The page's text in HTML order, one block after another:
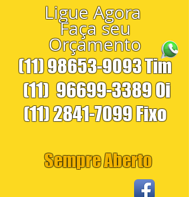
Ligue Agora
Faça seu
Orçamento
(11) 98653-9093Tim
(11) 96699-3389Oi
(11) 2841-7099Fixo
Sempre Aberto